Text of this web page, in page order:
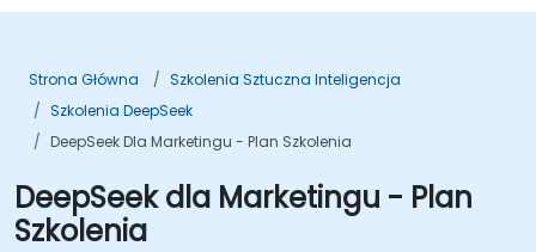
Strona Główna
Szkolenia Sztuczna Inteligencja
Szkolenia DeepSeek
DeepSeek Dla Marketingu - Plan Szkolenia
DeepSeek dla Marketingu - Plan
Szkolenia